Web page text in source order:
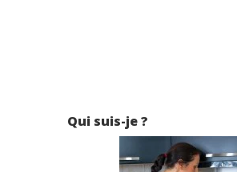
Qui suis-je ?